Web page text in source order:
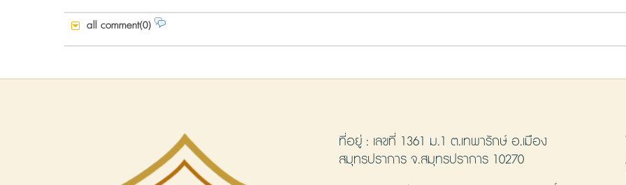
all comment(0)
ที่อยู่ : เลขที่ 1361 ม.1 ต.เทพารักษ์ อ.เมือง
สมุทรปราการ จ.สมุทรปราการ 10270